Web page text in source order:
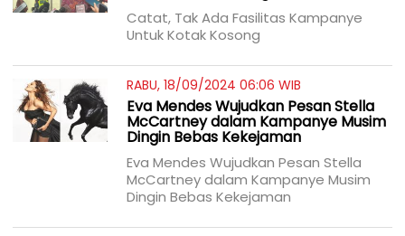
Catat, Tak Ada Fasilitas Kampanye
Untuk Kotak Kosong
RABU, 18/09/2024 06:06 WIB
Eva Mendes Wujudkan Pesan Stella
McCartney dalam Kampanye Musim
Dingin Bebas Kekejaman
Eva Mendes Wujudkan Pesan Stella
McCartney dalam Kampanye Musim
Dingin Bebas Kekejaman